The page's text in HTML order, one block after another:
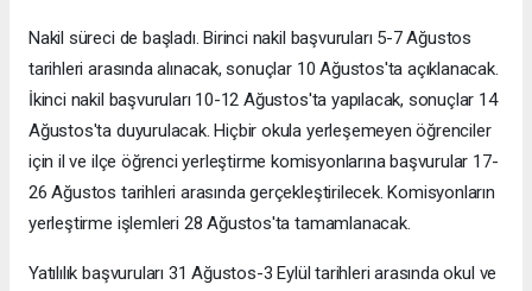
Nakil süreci de başladı. Birinci nakil başvuruları 5-7 Ağustos
tarihleri arasında alınacak, sonuçlar 10 Ağustos'ta açıklanacak.
İkinci nakil başvuruları 10-12 Ağustos'ta yapılacak, sonuçlar 14
Ağustos'ta duyurulacak. Hiçbir okula yerleşemeyen öğrenciler
için il ve ilçe öğrenci yerleştirme komisyonlarına başvurular 17-
26 Ağustos tarihleri arasında gerçekleştirilecek. Komisyonların
yerleştirme işlemleri 28 Ağustos'ta tamamlanacak.
Yatılılık başvuruları 31 Ağustos-3 Eylül tarihleri arasında okul ve